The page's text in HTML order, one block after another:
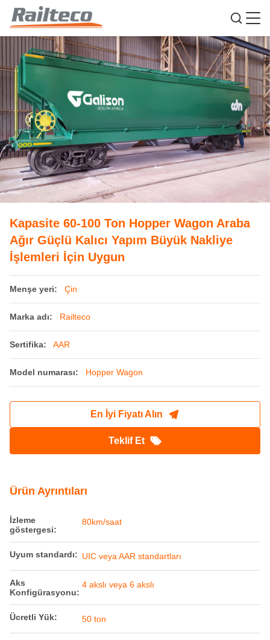
Kapasite 60-100 Ton Hopper Wagon Araba
Ağır Güçlü Kalıcı Yapım Büyük Nakliye
İşlemleri İçin Uygun
Menşe yeri: Çin
Marka adı: Railteco
Sertifika: AAR
Model numarası: Hopper Wagon
En İyi Fiyatı Alın
Teklif Et
Ürün Ayrıntıları
İzleme
göstergesi:
80km/saat
Uyum standardı: UIC veya AAR standartları
Aks
Konfigürasyonu:
4 akslı veya 6 akslı
Ücretli Yük: 50 ton